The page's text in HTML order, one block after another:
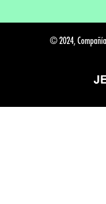
© 2024, Compañía